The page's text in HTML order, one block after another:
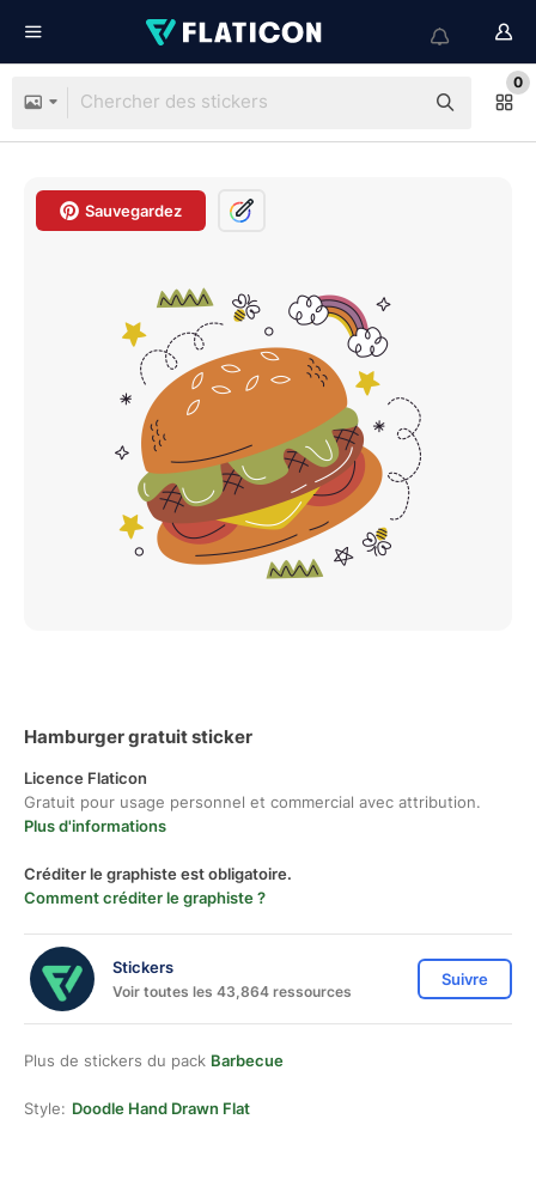
0
Sauvegardez
Hamburger gratuit sticker
Licence Flaticon
Gratuit pour usage personnel et commercial avec attribution.
Plus d'informations
Créditer le graphiste est obligatoire.
Comment créditer le graphiste ?
Stickers
Voir toutes les 43,864 ressources
Suivre
Plus de stickers du pack Barbecue
Style: Doodle Hand Drawn Flat